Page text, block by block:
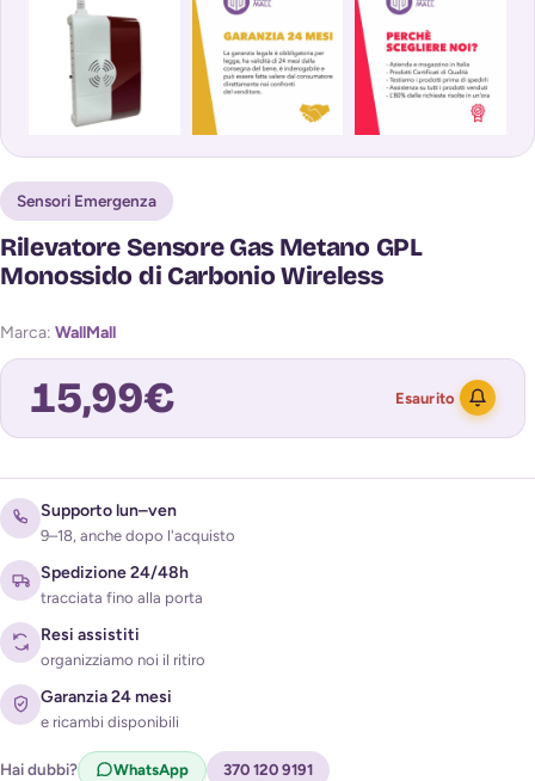
Sensori Emergenza
Rilevatore Sensore Gas Metano GPL
Monossido di Carbonio Wireless
Marca: WallMall
15,99€ Esaurito
Acconsento al trattamento dei miei dati per ricevere
l'avviso di disponibilità (
Privacy Policy)
Supporto lun–ven
9–18, anche dopo l'acquisto
Spedizione 24/48h
tracciata fino alla porta
Resi assistiti
organizziamo noi il ritiro
Garanzia 24 mesi
e ricambi disponibili
Hai dubbi? WhatsApp 370 120 9191